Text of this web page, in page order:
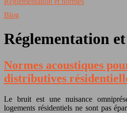
Blog
Réglementation
Normes acoustiques
distributives
Le bruit est une nuisance
logements résidentiels ne sont pas